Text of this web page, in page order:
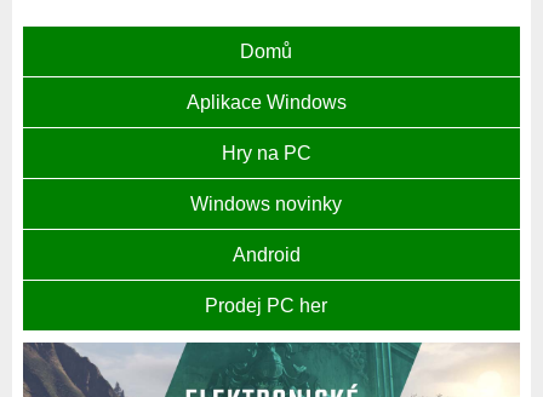
Domů
Aplikace Windows
Hry na PC
Windows novinky
Android
Prodej PC her